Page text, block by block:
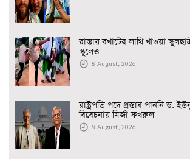
রাস্তায় বখাটের লাথি খাওয়া
স্কুলেও
8 August, 2026
রাষ্ট্রপতি পদে প্রস্তাব পাননি ড.
বিবেচনায় মির্জা ফখরুল
8 August, 2026